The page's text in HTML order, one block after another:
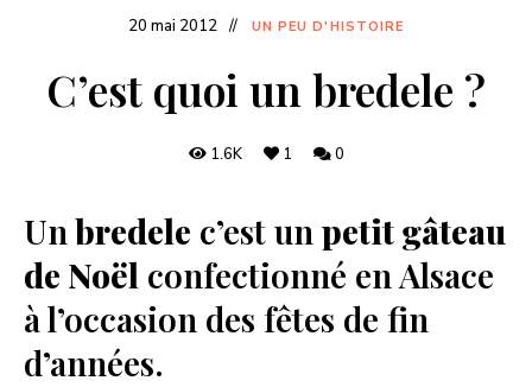
20 mai 2012 UN PEU D'HISTOIRE
C’est quoi un bredele ?
1.6K 1 0
Unbredele c’est un petit gâteau
de Noël confectionné en Alsace
à l’occasion des fêtes de fin
d’années.